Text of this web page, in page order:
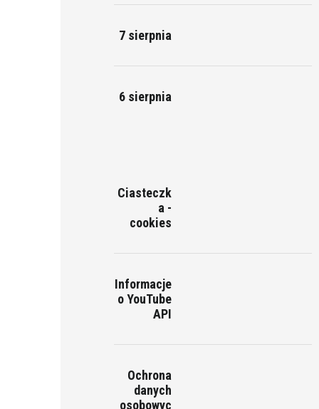
7 sierpnia
6 sierpnia
Ciasteczk
a -
cookies
Informacje
o YouTube
API
Ochrona
danych
osobowyc